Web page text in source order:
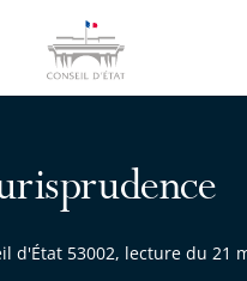
d'État 53002, lecture du 21